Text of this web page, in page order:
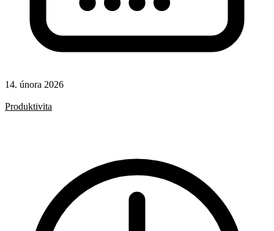
14. února 2026
Produktivita